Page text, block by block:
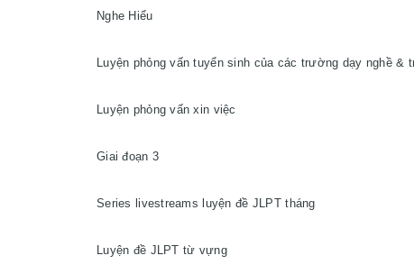
Nghe Hiểu
Luyện phỏng vấn tuyển sinh của các trường dạy nghề &
Luyện phỏng vấn xin việc
Giai đoạn 3
Series livestreams luyện đề JLPT tháng
Luyện đề JLPT từ vựng